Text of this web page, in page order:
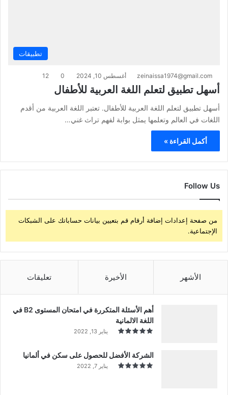
تطبيقات
zeinaissa1974@gmail.com أغسطس 10, 2024 0
12
أسهل تطبيق لتعلم اللغة العربية للأطفال
أسهل تطبيق لتعلم اللغة العربية للأطفال. تعتبر اللغة العربية من أقدم
اللغات في العالم وتعلمها يمثل بوابة لفهم تراث غني…
أكمل القراءة »
Follow Us
من صفحة إعدادات إضافة أرقام قم بتعيين بيانات حساباتك على الشبكات
الإجتماعية.
الأشهر الأخيرة تعليقات
أهم الأسئلة المتكررة في امتحان المستوى B2 في
اللغة الالمانية
يناير 13, 2022
الشركة الأفضل للحصول على سكن في ألمانيا
يناير 7, 2022